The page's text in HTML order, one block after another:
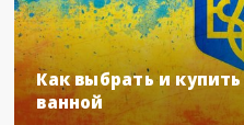
Как выбрать и
ванной